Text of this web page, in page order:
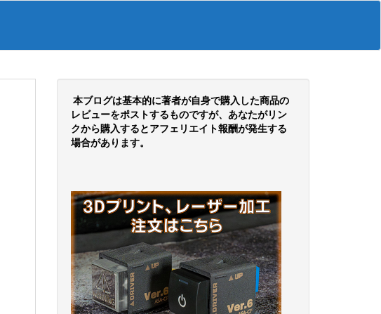
本ブログは基本的に著者が自身で購入した商品の
レビューをポストするものですが、あなたがリン
クから購入するとアフェリエイト報酬が発生する
場合があります。